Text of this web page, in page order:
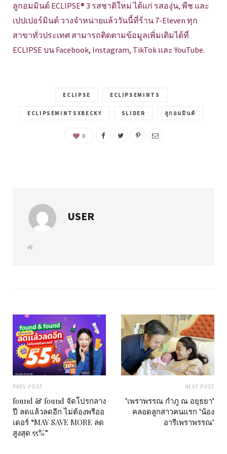
ลูกอมมินต์ ECLIPSE® 3 รสชาติใหม่ ได้แก่ รสองุ่น, พีช และ
เปปเปอร์มินต์ วางจำหน่ายแล้ววันนี้ที่ร้าน 7-Eleven ทุก
สาขาทั่วประเทศ สามารถติดตามข้อมูลเพิ่มเติมได้ที่
ECLIPSE บน Facebook, Instagram, TikTok และ YouTube.
ECLIPSE ECLIPSEMINTS
ECLIPSEMINTSXBECKY SLIDER ลูกอมมินต์
0
USER
W
PREV POST
found & found จัดโปรกลาง
ปี ลดแล้วลดอีก ไม่ต้องพรีออ
เดอร์ “MAY SAVE MORE ลด
สูงสุด 55%”
NEXT POST
"เพราพรรณ กำภู ณ อยุธยา"
คลอดลูกสาวคนแรก "น้อง
อารีเพราพรรณ"